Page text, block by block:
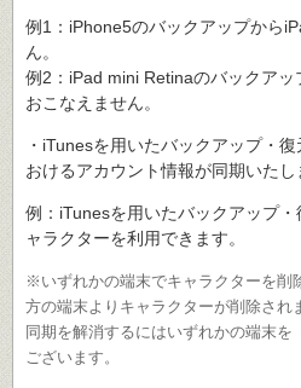
例1：iPhone5のバックアップから
ん。
例2：iPad mini Retinaのバックア
おこなえません。
・iTunesを用いたバックアップ・
おけるアカウント情報が同期いたし
例：iTunesを用いたバックアップ
ャラクターを利用できます。
※いずれかの端末でキャラクターを削
方の端末よりキャラクターが削除され
同期を解消するにはいずれかの端末
ございます。